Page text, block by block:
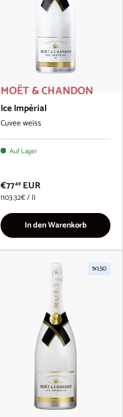
MOËT & CHANDON
Ice Impérial
Cuvee weiss
Auf Lager
€7749 EUR
Grundpreis
103.32€/l
In den Warenkorb
1x1,50